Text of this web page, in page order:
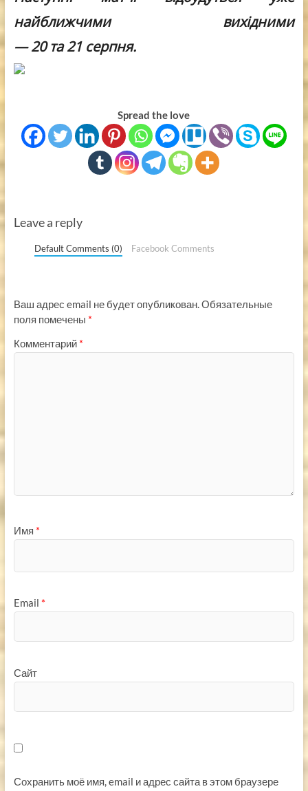
найближчими вихідними
—20та21серпня.
Spread the love
Leave a reply
Default Comments (0) Facebook Comments
Ваш адрес email не будет опубликован.Обязательные
поля помечены *
Комментарий *
Имя *
Email *
Сайт
Сохранить моё имя, email и адрес сайта в этом браузере